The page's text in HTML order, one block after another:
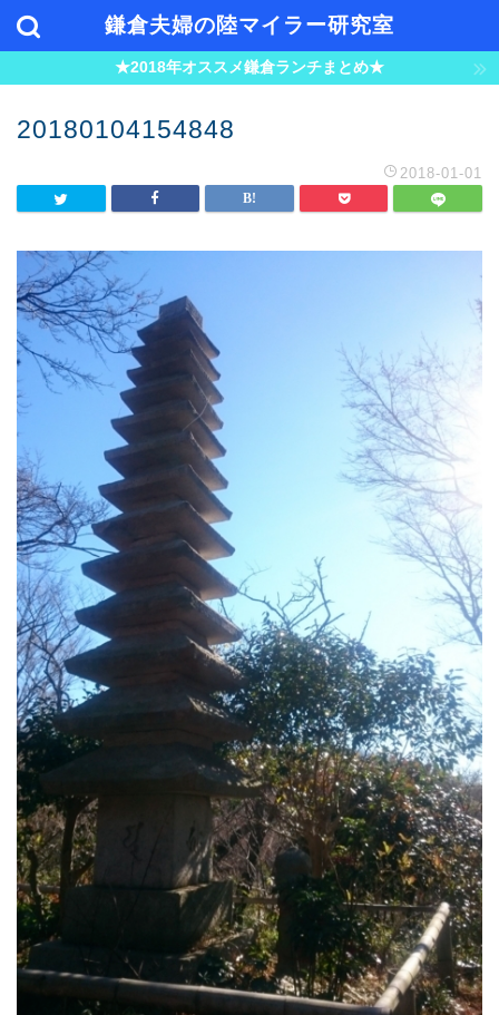
鎌倉夫婦の陸マイラー研究室
★2018年オススメ鎌倉ランチまとめ★
20180104154848
2018-01-01